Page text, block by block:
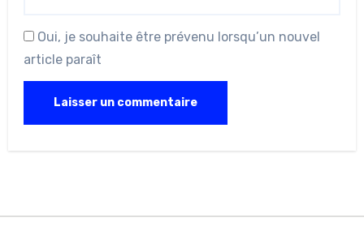
Oui, je souhaite être prévenu lorsqu’un nouvel
article paraît